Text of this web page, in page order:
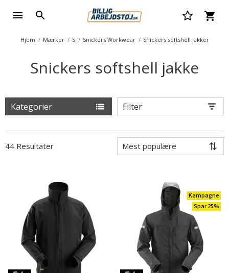
Hjem Mærker S Snickers Workwear Snickers softshell jakker
Snickers softshell jakke
Kategorier Filter
44 Resultater
Kampagne
Spar 25%